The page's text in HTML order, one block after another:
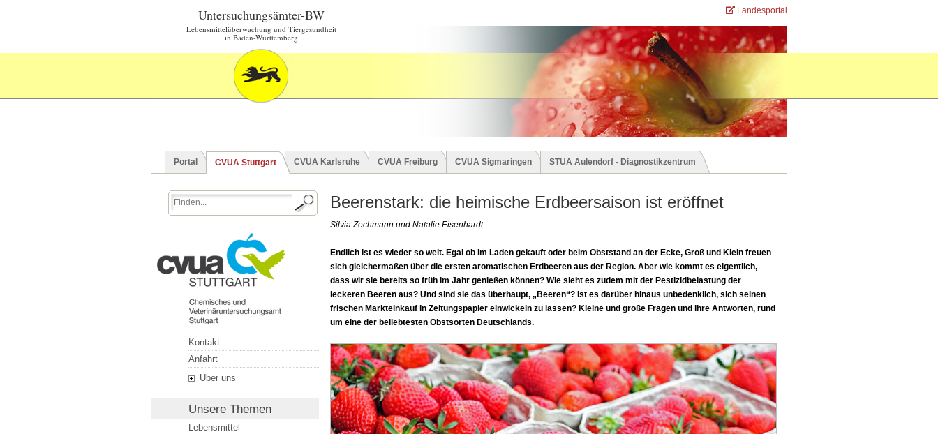
Untersuchungsämter-BW Landesportal
Lebensmittelüberwachung und Tiergesundheit
in Baden-Württemberg
Portal CVUA Stuttgart CVUA Karlsruhe CVUA Freiburg CVUA Sigmaringen STUA Aulendorf - Diagnostikzentrum
Kontakt
Anfahrt
Über uns
Unsere Themen
Lebensmittel
Beerenstark: die heimische Erdbeersaison ist eröffnet
Silvia Zechmann und Natalie Eisenhardt
Endlich ist es wieder so weit. Egal ob im Laden gekauft oder beim Obststand an der Ecke, Groß und Klein freuen
sich gleichermaßen über die ersten aromatischen Erdbeeren aus der Region. Aber wie kommt es eigentlich,
dass wir sie bereits so früh im Jahr genießen können? Wie sieht es zudem mit der Pestizidbelastung der
leckeren Beeren aus? Und sind sie das überhaupt, „Beeren“? Ist es darüber hinaus unbedenklich, sich seinen
frischen Markteinkauf in Zeitungspapier einwickeln zu lassen? Kleine und große Fragen und ihre Antworten, rund
um eine der beliebtesten Obstsorten Deutschlands.